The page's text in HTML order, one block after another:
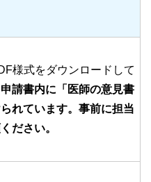
様式をダウンロードして
請書内に「医師の意見書
れています。事前に担当
ださい。